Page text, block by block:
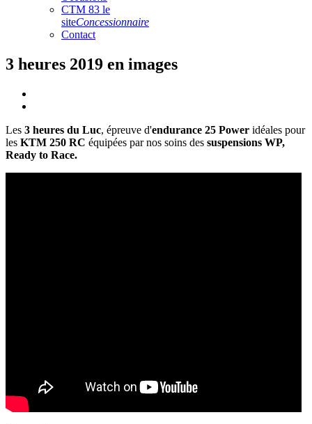
CTM 83 le
siteConcessionnaire
Contact
3 heures 2019 en images
Les 3 heures du Luc, épreuve d'endurance 25 Power idéales pour
les KTM 250 RC équipées par nos soins des suspensions WP,
Ready to Race.